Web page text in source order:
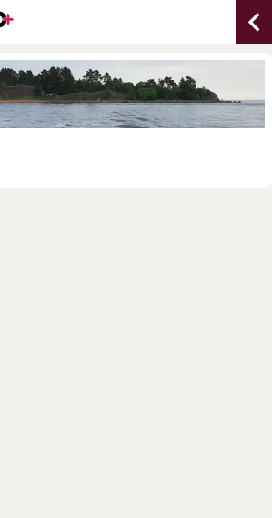
chevron_left